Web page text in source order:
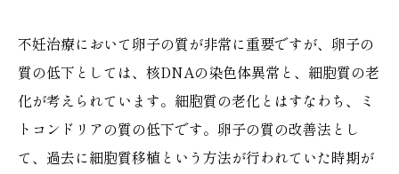
不妊治療において卵子の質が非常に重要ですが、卵子の
質の低下としては、核DNAの染色体異常と、細胞質の老
化が考えられています。細胞質の老化とはすなわち、ミ
トコンドリアの質の低下です。卵子の質の改善法とし
て、過去に細胞質移植という方法が行われていた時期が